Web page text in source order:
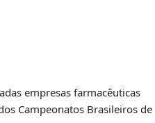
empresas farmacêuticas
Campeonatos Brasileiros de